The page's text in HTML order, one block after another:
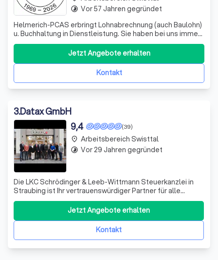
Helmerich-PCAS erbringt Lohnabrechnung (auch Baulohn)
u. Buchhaltung in Dienstleistung. Sie haben bei uns immer
einen festen Ansprechpartner, den Sie per Telefon,
Telefax oder eMail erreichen können.
Kontakt
Jetzt Angebote erhalten
timelapse Vor 57 Jahren gegründet
3.Datax GmbH
(39)
9,4
Die LKC Schrödinger & Leeb-Wittmann Steuerkanzlei in
Straubing ist Ihr vertrauenswürdiger Partner für alle
steuerlichen und finanziellen Belange. Wir bieten
maßgeschneiderte Betreuung für eine Vielzahl von
Steuerzahlern, darunter selbständige Unternehmer,
Freiberufler, Existenzgründer und Privatpers
Kontakt
Jetzt Angebote erhalten
place Arbeitsbereich Swisttal
timelapse Vor 29 Jahren gegründet